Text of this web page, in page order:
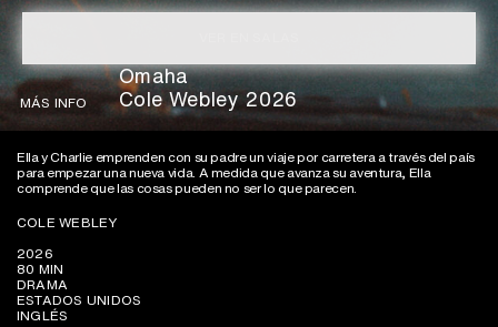
Omaha
Cole Webley 2026
MÁS INFO
COLE WEBLEY
2026
80 MIN
DRAMA
ESTADOS UNIDOS
INGLÉS
Ella y Charlie emprenden con su padre un viaje por carretera a través del país
para empezar una nueva vida. A medida que avanza su aventura, Ella
comprende que las cosas pueden no ser lo que parecen.